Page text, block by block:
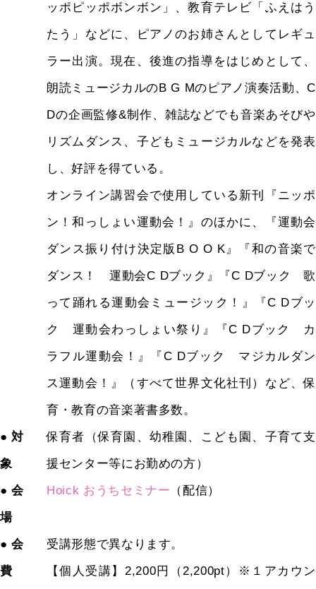
ッポピッポボンボン」、教育テレビ「ふえはう
たう」などに、ピアノのお姉さんとしてレギュ
ラー出演。現在、後進の指導をはじめとして、
朗読ミュージカルのB G Mのピアノ演奏活動、C
Dの企画監修&制作、雑誌などでも音楽あそびや
リズムダンス、子どもミュージカルなどを発表
し、好評を得ている。
オンライン講習会で使用している新刊『ニッポ
ン！和っしょい運動会！』のほかに、『運動会
ダンス振り付け決定版B O O K』『和の音楽で
ダンス！ 運動会C Dブック』『C Dブック 歌
って踊れる運動会ミュージック！』『C Dブッ
ク 運動会わっしょい祭り』『C Dブック カ
ラフル運動会！』『C Dブック マジカルダン
ス運動会！』（すべて世界文化社刊）など、保
育・教育の音楽著書多数。
● 対
象
保育者（保育園、幼稚園、こども園、子育て支
援センター等にお勤めの方）
● 会
場
Hoick おうちセミナー （配信）
● 会
費
受講形態で異なります。
【個人受講】2,200円（2,200pt）※１アカウン